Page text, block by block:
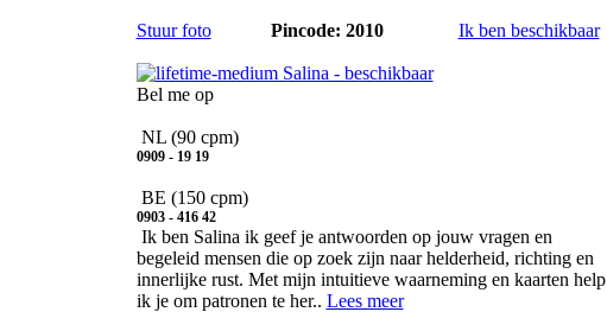
Stuur foto Pincode: 2010
Ik ben beschikbaar
Bel me op
NL (90 cpm)
0909 - 19 19
BE (150 cpm)
0903 - 416 42
Ik ben Salina ik geef je antwoorden op jouw vragen en
begeleid mensen die op zoek zijn naar helderheid, richting en
innerlijke rust. Met mijn intuitieve waarneming en kaarten help
ik je om patronen te her.. Lees meer